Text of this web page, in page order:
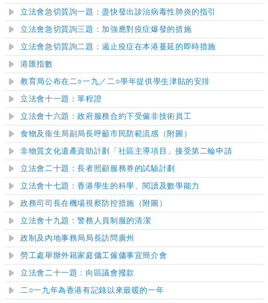
立法會急切質詢一題：盡快發出診治病毒性肺炎的指引
立法會急切質詢三題：加強應對疫症爆發的措施
立法會急切質詢二題：遏止疫症在本港蔓延的即時措施
港匯指數
教育局公布在二○一九／二○學年提供學生津貼的安排
立法會十一題：單程證
立法會十六題：政府服務合約下受僱非技術員工
食物及衞生局副局長呼籲市民防範流感（附圖）
非物質文化遺產資助計劃「社區主導項目」接受第二輪申請
立法會二十題：長者照顧服務券的試驗計劃
立法會十七題：香港學生的科學、閱讀及數學能力
政務司司長在機場視察防控措施（附圖）
立法會十九題：警務人員 制服的清潔
政制及內地事務局局長訪問廣州
勞工處舉辦外籍家庭傭工僱傭事宜簡介會
立法會二十一題：向區議會撥款
二○一九年為香港有記錄以來最暖的一年